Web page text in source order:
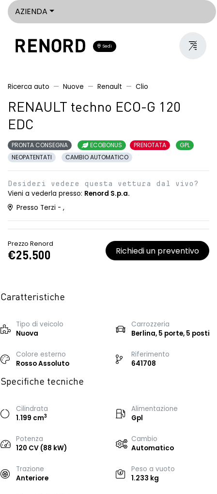
AZIENDA
Sedi
Ricerca auto Nuove Renault Clio
RENAULT techno ECO-G 120
EDC
PRONTA CONSEGNA ECOBONUS PRENOTATA
GPL
NEOPATENTATI
CAMBIO AUTOMATICO
Desideri vedere questa vettura dal vivo?
Vieni a vederla presso: Renord S.p.a.
Presso Terzi - ,
Prezzo Renord
€25.500 Richiedi un preventivo
Caratteristiche
Tipo di veicolo
Nuova
Carrozzeria
Berlina, 5 porte, 5 posti
Colore esterno
Rosso Assoluto
Riferimento
641708
Specifiche tecniche
Cilindrata
1.199 cm3
Alimentazione
Gpl
Potenza
120 CV (88 kW)
Cambio
Automatico
Trazione
Anteriore
Peso a vuoto
1.233 kg